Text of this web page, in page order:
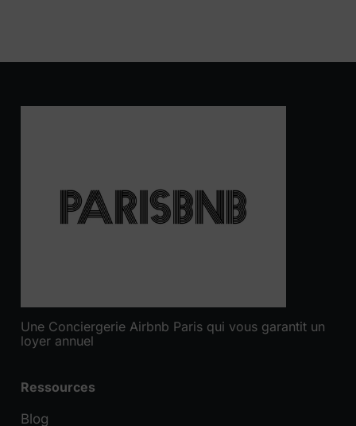
Une Conciergerie Airbnb Paris qui vous garantit un
loyer annuel
Ressources
Blog